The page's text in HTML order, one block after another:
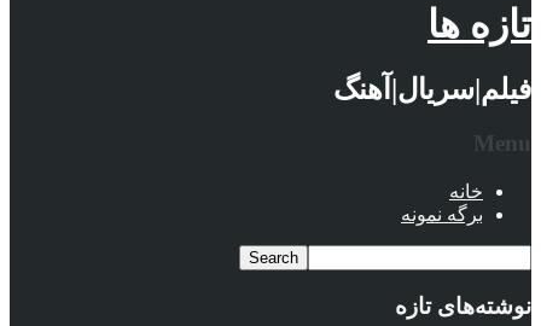
تازه ها
فیلم|سریال|آهنگ
Menu
خانه
برگه نمونه
نوشته‌های تازه